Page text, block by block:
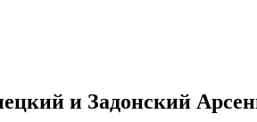
и Задонский